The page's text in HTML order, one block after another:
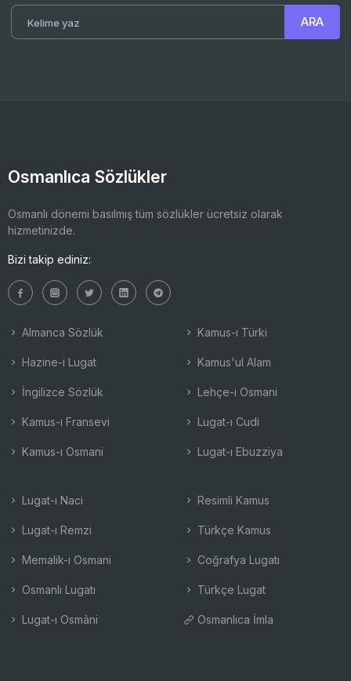
Osmanlıca Sözlükler
Osmanlı dönemi basılmış tüm sözlükler ücretsiz olarak
hizmetinizde.
Bizi takip ediniz:
Almanca Sözlük
Hazine-i Lugat
İngilizce Sözlük
Kamus-ı Fransevi
Kamus-ı Osmani
Kamus-ı Türki
Kamus'ul Alam
Lehçe-i Osmani
Lugat-ı Cudi
Lugat-ı Ebuzziya
Lugat-ı Naci
Lugat-ı Remzi
Memalik-i Osmani
Osmanlı Lugatı
Lugat-ı Osmâni
Resimli Kamus
Türkçe Kamus
Coğrafya Lugatı
Türkçe Lugat
Osmanlıca İmla